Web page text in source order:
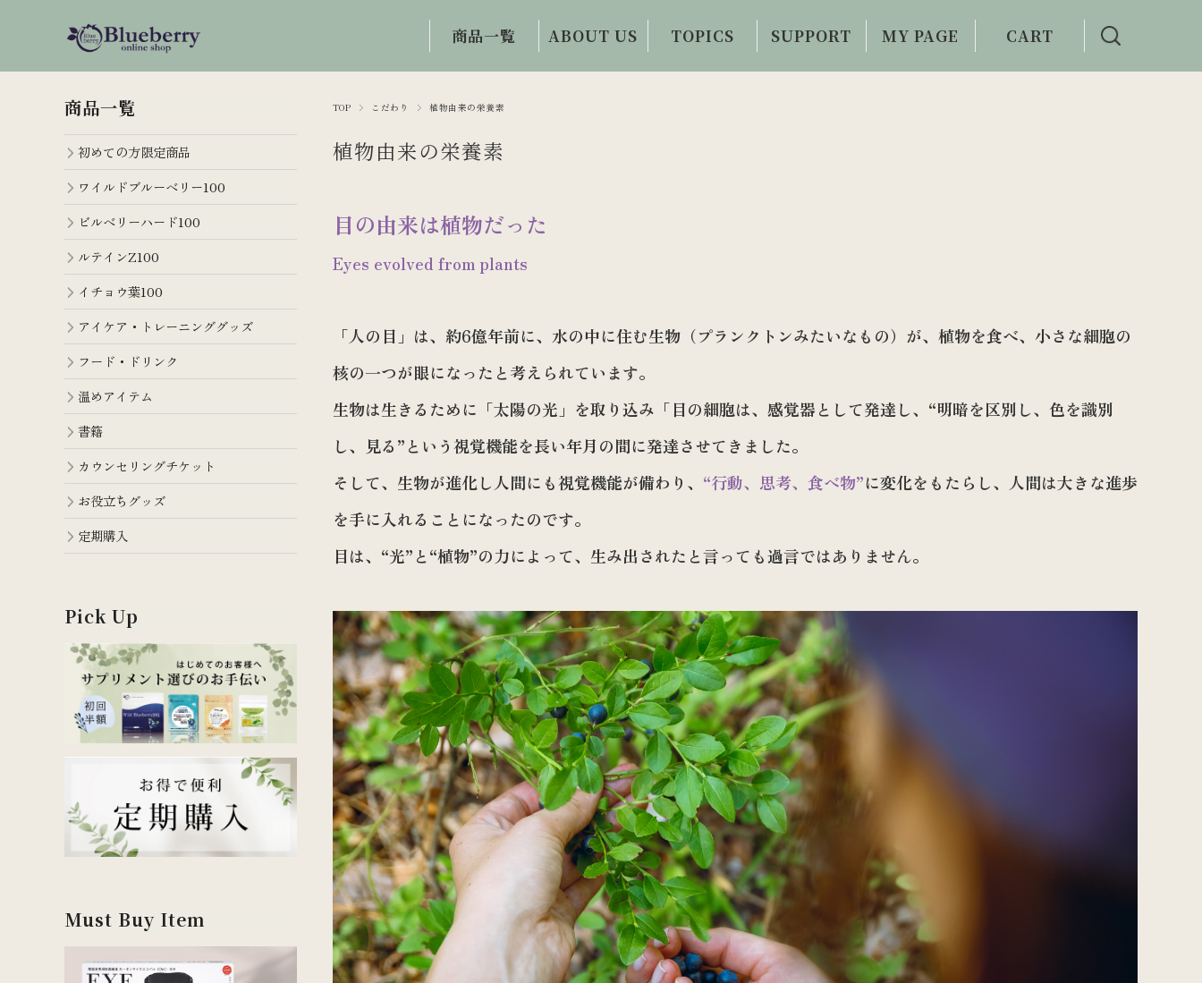
商品一覧
商品
ワイルドブルー
ベリー100
ド100
ルテインZ100
アイケア・トレ
フード・ドリン
温めアイテム
チケット
定期購入
ABOUT US TOPICS SUPPORT MY PAGE CART
TOP こだわり 植物由来の栄養素
植物由来の栄養素
目の由来は植物だった
Eyes evolved from plants
「人の目」は、約6億年前に、水の中に住む生物（プランクトンみたいなもの）が、植物を食べ、小さな細胞の
核の一つが眼になったと考えられています。
生物は生きるために「太陽の光」を取り込み「目の細胞は、感覚器として発達し、“明暗を区別し、色を識別
し、見る”という視覚機能を長い年月の間に発達させてきました。
そして、生物が進化し人間にも視覚機能が備わり、 “行動、思考、食べ物”に変化をもたらし、人間は大きな進歩
を手に入れることになったのです。
目は、“光”と“植物”の力によって、生み出されたと言っても過言ではありません。
商品一覧
初めての方限定商品
ワイルドブルーベリー100
ビルベリーハード100
ルテインZ100
イチョウ葉100
アイケア・トレーニンググッズ
フード・ドリンク
温めアイテム
書籍
カウンセリングチケット
お役立ちグッズ
定期購入
Pick Up
Must Buy Item